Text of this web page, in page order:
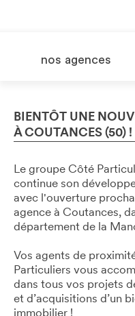
nos agences
BIENTÔT UNE
À COUTANCES (50) !
Le groupe Côté
continue son
avec l'ouverture
agence à Coutances,
département de la
Vos agents de
Particuliers vous
dans tous vos projets
et d’acquisitions d’un
immobilier !